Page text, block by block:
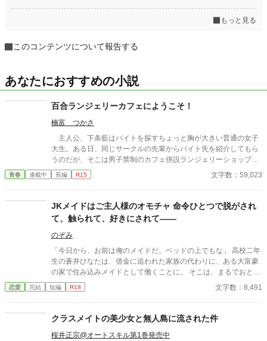
もっと見る
このコンテンツについて報告する
あなたにおすすめの小説
百合ランジェリーカフェにようこそ！
楠富 つかさ
主人公、下条藍はバイトを探すちょっと胸が大きい普通の女子
大生。ある日、同じサークルの先輩からバイト先を紹介してもら
うのだが、そこは男子禁制のカフェ併設ランジェリーショップ
で！？ ちょっとハレンチなお仕事カフェライフ、始まりま
す！！ ※この物語はフィクションであり実在の人物・団体・法律
成できないのでビキニで代用しています。
青春 連載中 長編 R15 文字数：59,023
JKメイドはご主人様のオモチャ 命令ひとつで脱がされ
て、触られて、好きにされて――
のぞみ
「今日から、お前は俺のメイドだ。ベッドの上でもな」 高校二年
生の蒼井ひなたは、借金に追われた家族の代わりに、ある大富豪
の家で住み込みメイドとして働くことに。 そこは、まるでおとぎ
話に出てきそうな大きな洋館。 でも、そこで待っていたのは、同
じ高校に通うちょっと有名な男の子――完璧だけど性格が超ドS
しかも、彼の命令はちょっと普通じゃない。 「掃除だけじゃダメ
だろ？ ご主人様の癒しも、メイドの大事な仕事だろ？」 手を握
られるたび、耳元で囁かれるたび、心臓がバクバクする。 なの
恋愛 完結 短編 R18 文字数：8,491
クラスメイトの美少女と無人島に流された件
桜井正宗@オートスキル第1巻発売中